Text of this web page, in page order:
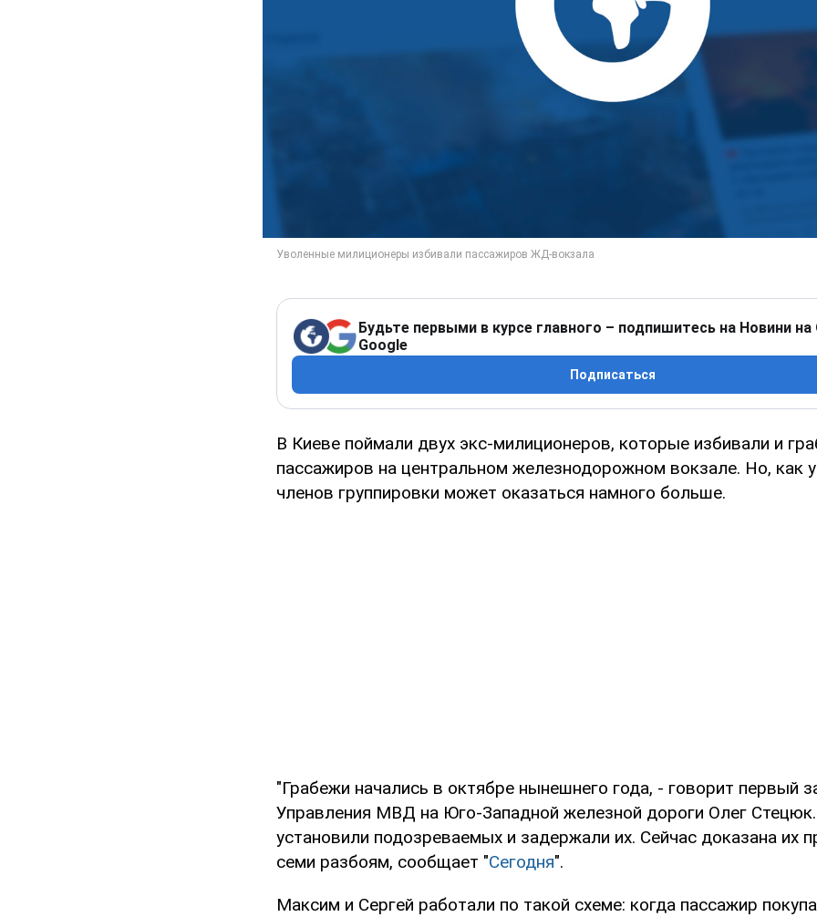
Будьте первыми в курсе главного – подпишитесь на Новини на
Google
Подписаться
В Киеве поймали двух экс-милиционеров, которые избивали и
пассажиров на центральном железнодорожном вокзале. Но, как
членов группировки может оказаться намного больше.
"Грабежи начались в октябре нынешнего года, - говорит первый
Управления МВД на Юго-Западной железной дороги Олег
установили подозреваемых и задержали их. Сейчас доказана их
семи разбоям, сообщает "Сегодня".
Максим и Сергей работали по такой схеме: когда пассажир